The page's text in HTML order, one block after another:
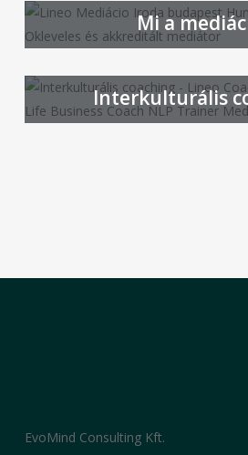
Mi a
Interkulturális
EvoMind Consulting Kft.